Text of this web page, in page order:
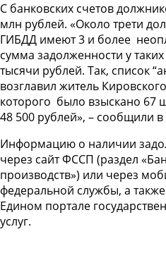
С банковских счетов
млн рублей. «Около трети
ГИБДД имеют 3 и более
сумма задолженности у
тысячи рублей. Так, список
возглавил житель
которого было взыскано
48 500 рублей», – сообщили
Информацию о наличии
через сайт ФССП (раздел
производств») или через
федеральной службы, а
Едином портале
услуг.